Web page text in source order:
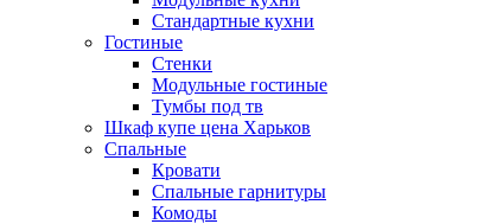
Стандартные кухни
Гостиные
Стенки
Модульные гостиные
Тумбы под тв
Шкаф купе цена Харьков
Спальные
Кровати
Спальные гарнитуры
Комоды